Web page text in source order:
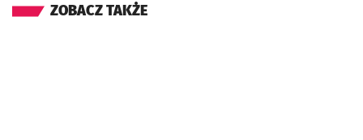
ZOBACZ TAKŻE